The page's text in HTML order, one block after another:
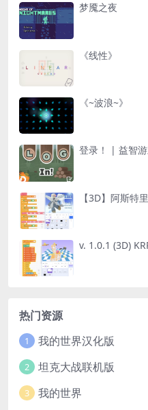
梦魇之夜
《线性》
《~波浪~》
登录！ | 益智
【3D】阿斯特
v. 1.0.1 (3D)
热门资源
1 我的世界汉化版
2 坦克大战联机版
3 我的世界